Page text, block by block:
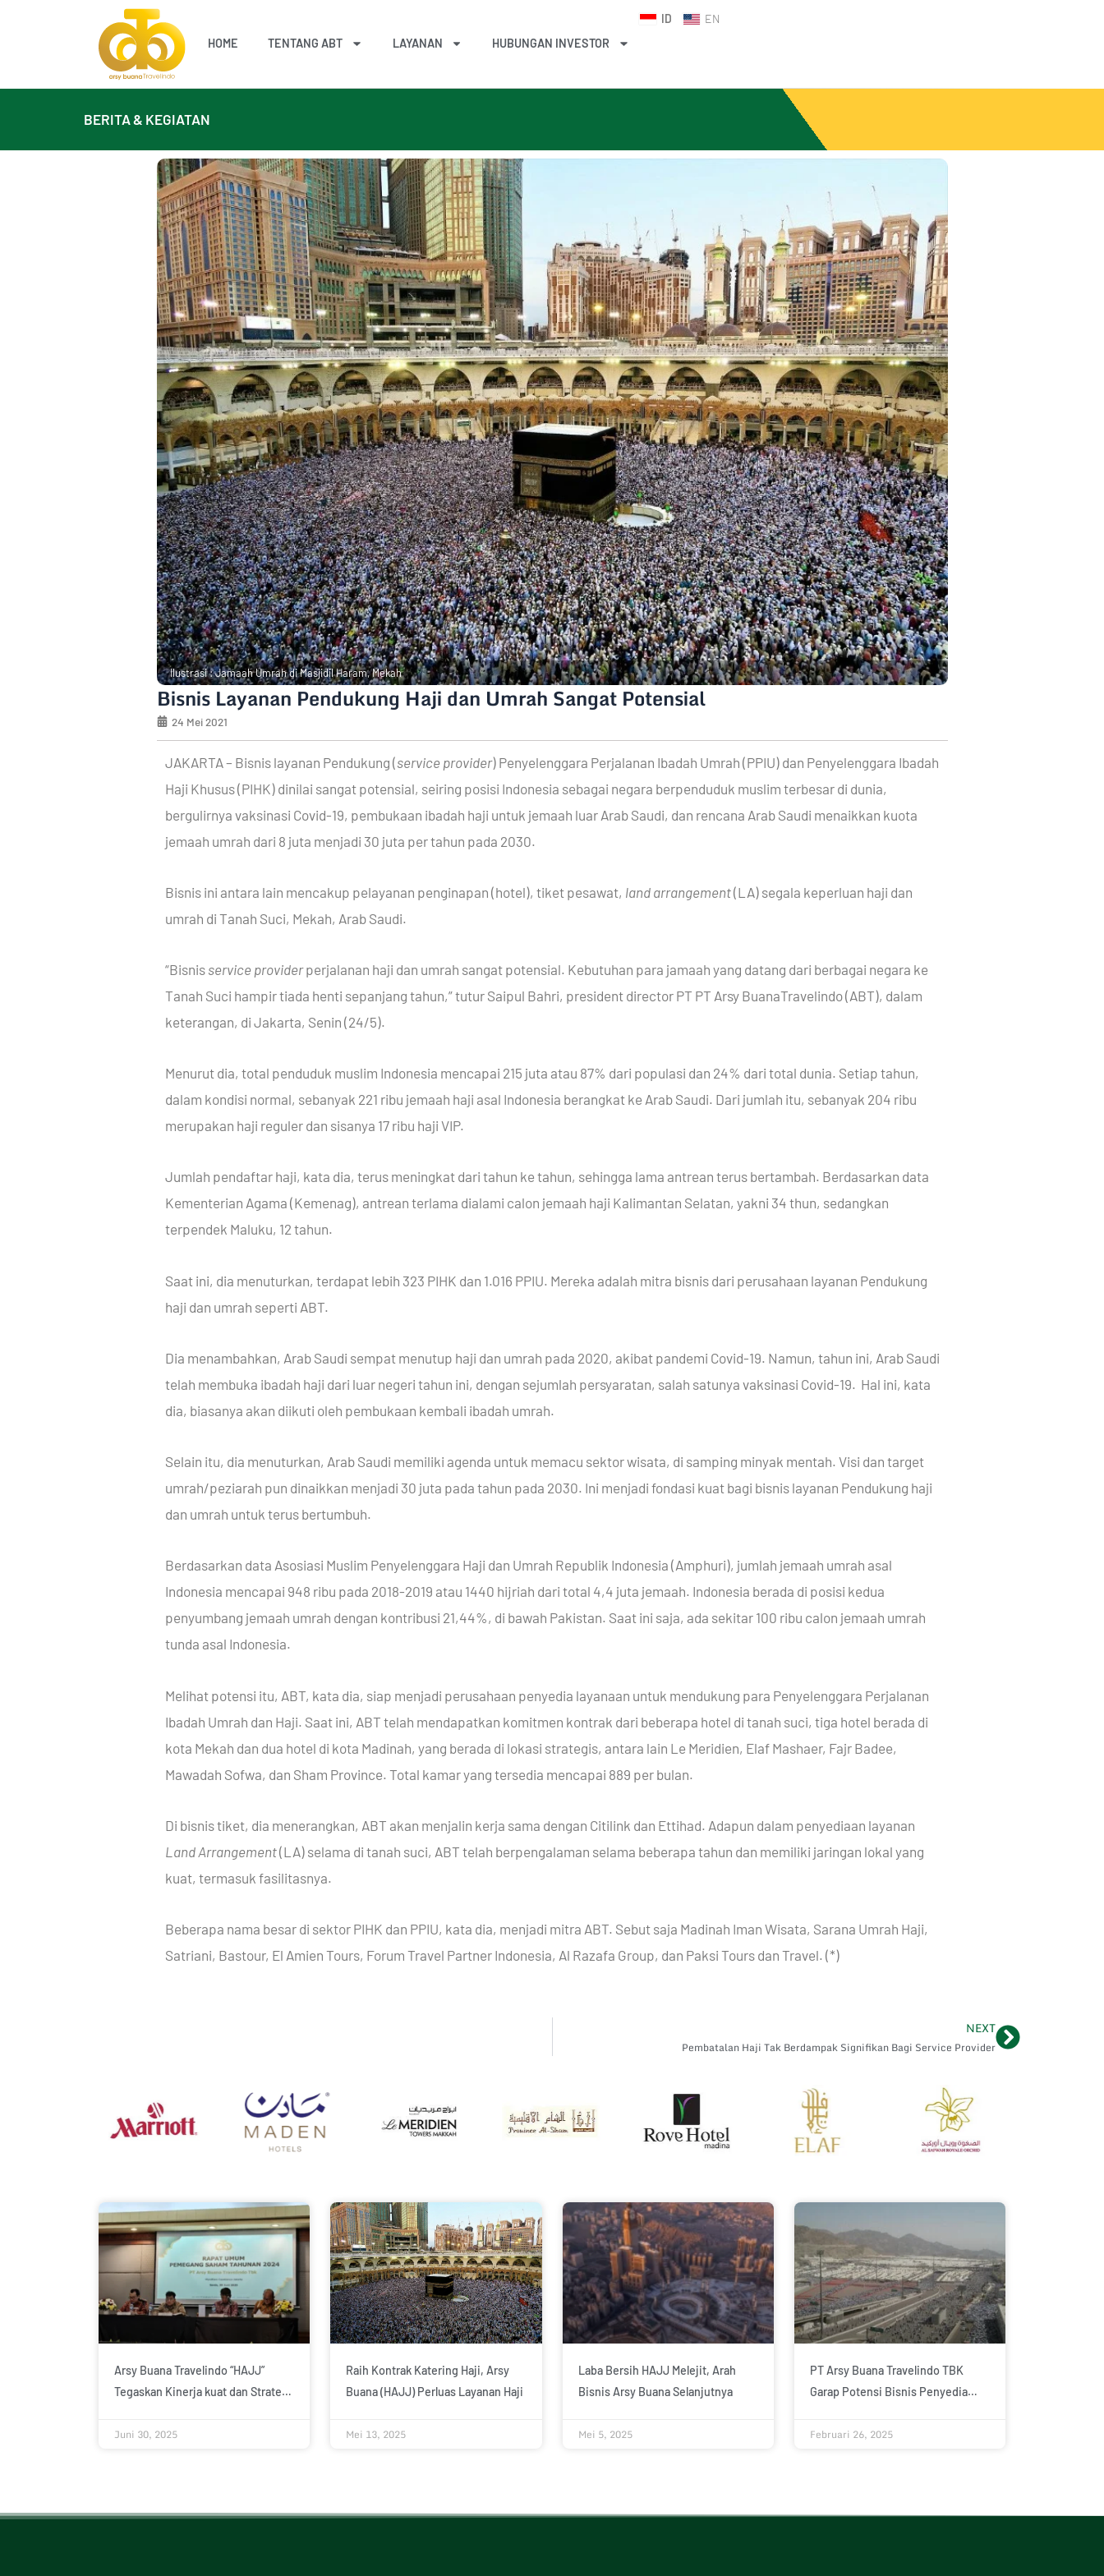
HOME TENTANG ABT LAYANAN HUBUNGAN INVESTOR
ID EN
BERITA & KEGIATAN
Ilustrasi : Jamaah Umrah di Masjidil Haram, Mekah
Bisnis Layanan Pendukung Haji dan Umrah Sangat Potensial
24 Mei 2021
JAKARTA – Bisnis layanan Pendukung (service provider) Penyelenggara Perjalanan Ibadah Umrah (PPIU) dan Penyelenggara Ibadah
Haji Khusus (PIHK) dinilai sangat potensial, seiring posisi Indonesia sebagai negara berpenduduk muslim terbesar di dunia,
bergulirnya vaksinasi Covid-19, pembukaan ibadah haji untuk jemaah luar Arab Saudi, dan rencana Arab Saudi menaikkan kuota
jemaah umrah dari 8 juta menjadi 30 juta per tahun pada 2030.
Bisnis ini antara lain mencakup pelayanan penginapan (hotel), tiket pesawat, land arrangement(LA) segala keperluan haji dan
umrah di Tanah Suci, Mekah, Arab Saudi.
“Bisnis service providerperjalanan haji dan umrah sangat potensial. Kebutuhan para jamaah yang datang dari berbagai negara ke
Tanah Suci hampir tiada henti sepanjang tahun,” tutur Saipul Bahri, president director PT PT Arsy BuanaTravelindo (ABT), dalam
keterangan, di Jakarta, Senin (24/5).
Menurut dia, total penduduk muslim Indonesia mencapai 215 juta atau 87% dari populasi dan 24% dari total dunia. Setiap tahun,
dalam kondisi normal, sebanyak 221 ribu jemaah haji asal Indonesia berangkat ke Arab Saudi. Dari jumlah itu, sebanyak 204 ribu
merupakan haji reguler dan sisanya 17 ribu haji VIP.
Jumlah pendaftar haji, kata dia, terus meningkat dari tahun ke tahun, sehingga lama antrean terus bertambah. Berdasarkan data
Kementerian Agama (Kemenag), antrean terlama dialami calon jemaah haji Kalimantan Selatan, yakni 34 thun, sedangkan
terpendek Maluku, 12 tahun.
Saat ini, dia menuturkan, terdapat lebih 323 PIHK dan 1.016 PPIU. Mereka adalah mitra bisnis dari perusahaan layanan Pendukung
haji dan umrah seperti ABT.
Dia menambahkan, Arab Saudi sempat menutup haji dan umrah pada 2020, akibat pandemi Covid-19. Namun, tahun ini, Arab Saudi
telah membuka ibadah haji dari luar negeri tahun ini, dengan sejumlah persyaratan, salah satunya vaksinasi Covid-19. Hal ini, kata
dia, biasanya akan diikuti oleh pembukaan kembali ibadah umrah.
Selain itu, dia menuturkan, Arab Saudi memiliki agenda untuk memacu sektor wisata, di samping minyak mentah. Visi dan target
umrah/peziarah pun dinaikkan menjadi 30 juta pada tahun pada 2030. Ini menjadi fondasi kuat bagi bisnis layanan Pendukung haji
dan umrah untuk terus bertumbuh.
Berdasarkan data Asosiasi Muslim Penyelenggara Haji dan Umrah Republik Indonesia (Amphuri), jumlah jemaah umrah asal
Indonesia mencapai 948 ribu pada 2018-2019 atau 1440 hijriah dari total 4,4 juta jemaah. Indonesia berada di posisi kedua
penyumbang jemaah umrah dengan kontribusi 21,44%, di bawah Pakistan. Saat ini saja, ada sekitar 100 ribu calon jemaah umrah
tunda asal Indonesia.
Melihat potensi itu, ABT, kata dia, siap menjadi perusahaan penyedia layanaan untuk mendukung para Penyelenggara Perjalanan
Ibadah Umrah dan Haji. Saat ini, ABT telah mendapatkan komitmen kontrak dari beberapa hotel di tanah suci, tiga hotel berada di
kota Mekah dan dua hotel di kota Madinah, yang berada di lokasi strategis, antara lain Le Meridien, Elaf Mashaer, Fajr Badee,
Mawadah Sofwa, dan Sham Province. Total kamar yang tersedia mencapai 889 per bulan.
Di bisnis tiket, dia menerangkan, ABT akan menjalin kerja sama dengan Citilink dan Ettihad. Adapun dalam penyediaan layanan
Land Arrangement(LA) selama di tanah suci, ABT telah berpengalaman selama beberapa tahun dan memiliki jaringan lokal yang
kuat, termasuk fasilitasnya.
Beberapa nama besar di sektor PIHK dan PPIU, kata dia, menjadi mitra ABT. Sebut saja Madinah Iman Wisata, Sarana Umrah Haji,
Satriani, Bastour, El Amien Tours, Forum Travel Partner Indonesia, Al Razafa Group, dan Paksi Tours dan Travel. (*)
NEXT
Pembatalan Haji Tak Berdampak Signifikan Bagi Service ProviderNext
Arsy Buana Travelindo “HAJJ”
Tegaskan Kinerja kuat dan Strategi
Juni 30, 2025
Raih Kontrak Katering Haji, Arsy
Buana (HAJJ) Perluas Layanan Haji
Mei 13, 2025
Laba Bersih HAJJ Melejit, Arah
Bisnis Arsy Buana Selanjutnya
Mei 5, 2025
PT Arsy Buana Travelindo TBK
Garap Potensi Bisnis Penyedia
Peningkatan Kepercayaan Dari
Februari 26, 2025